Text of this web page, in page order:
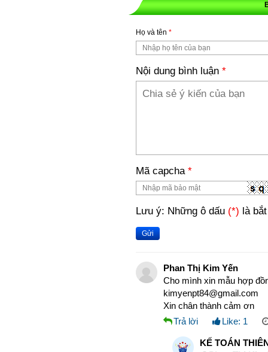
Họ và tên *
Nội dung bình luận *
Mã capcha *
Lưu ý: Những ô dấu (*) là
Gửi
Phan Thị Kim Yến
Cho mình xin mẫu hợp
kimyenpt84@gmail.com
Xin chân thành cảm ơn
Trả lời
Like: 1
KẾ TOÁN